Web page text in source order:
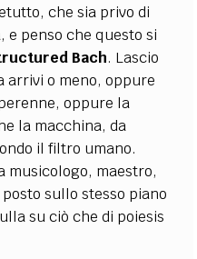
che sia privo di
e penso che questo si
Bach. Lascio
arrivi o meno, oppure
oppure la
la macchina, da
il filtro umano.
musicologo, maestro,
sullo stesso piano
su ciò che di poiesis